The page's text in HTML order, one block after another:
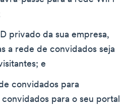
privado da sua empresa,
a rede de convidados seja
e
convidados para
para o seu portal